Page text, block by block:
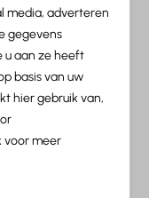
naar de skilift
media, adverteren
gegevens
u aan ze heeft
basis van uw
hier gebruik van,
voor meer